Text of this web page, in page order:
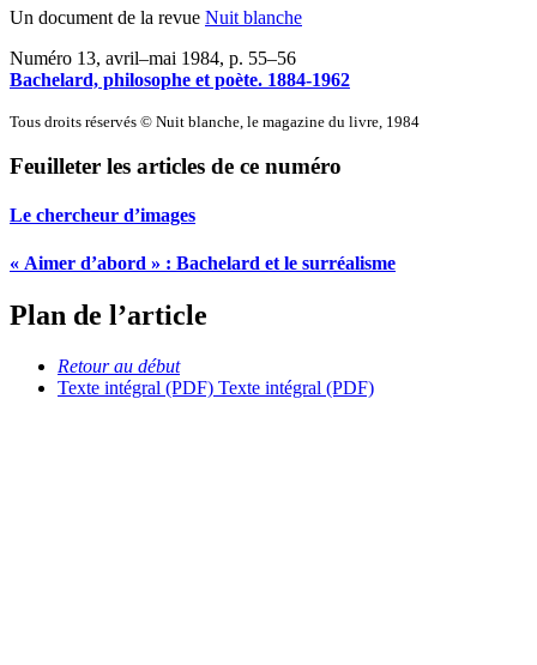
Un document de la revue Nuit blanche
Numéro 13, avril–mai 1984, p. 55–56
Bachelard, philosophe et poète. 1884-1962
Tous droits réservés © Nuit blanche, le magazine du livre, 1984
Feuilleter les articles de ce numéro
Le chercheur d’images
« Aimer d’abord » : Bachelard et le surréalisme
Plan de l’article
Retour au début
Texte intégral (PDF) Texte intégral (PDF)